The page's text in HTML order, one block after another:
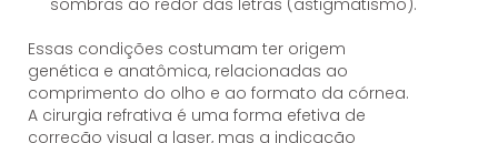
sombras ao redor das letras (astigmatismo).
Essas condições costumam ter origem
genética e anatômica, relacionadas ao
comprimento do olho e ao formato da córnea.
A cirurgia refrativa é uma forma efetiva de
correção visual a laser, mas a indicação